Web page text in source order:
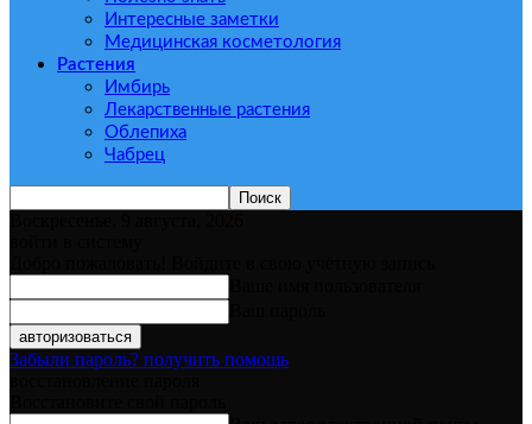
Интересные заметки
Медицинская косметология
Растения
Имбирь
Лекарственные растения
Облепиха
Чабрец
Забыли пароль? получить помощь